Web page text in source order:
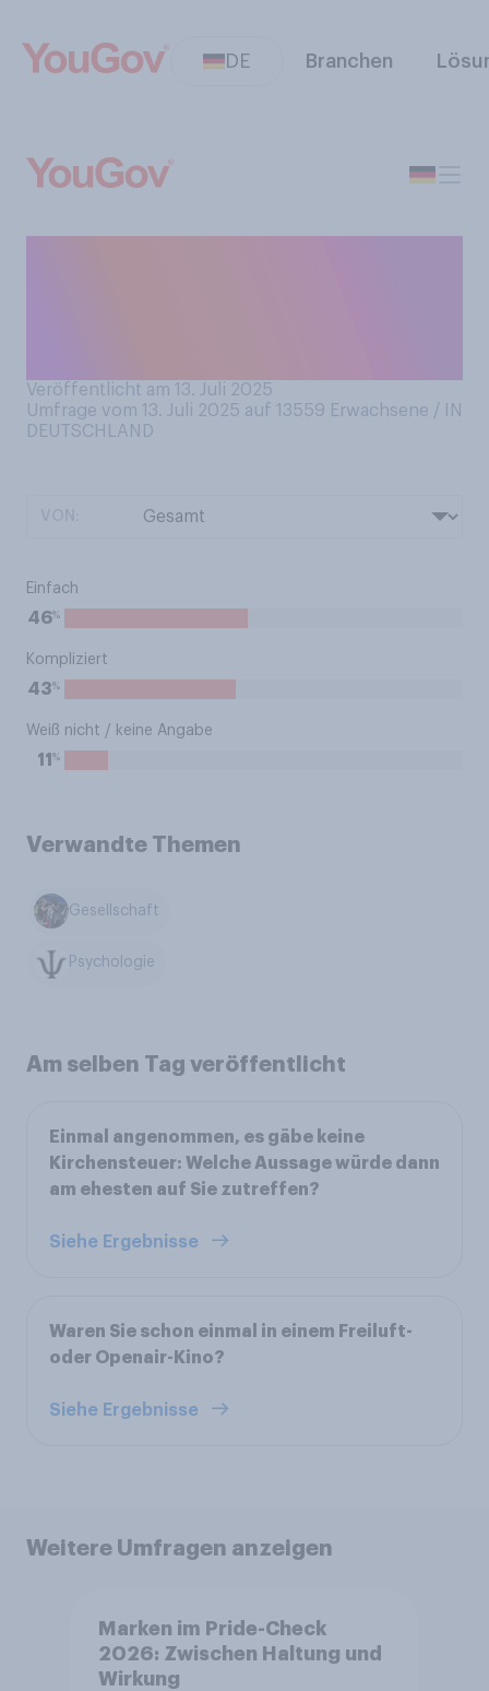
DE Branchen
Veröffentlicht am 13. Juli 2025
Umfrage vom 13. Juli 2025 auf 13559 Erwachsene / IN
DEUTSCHLAND
Einfach
46%
Kompliziert
43%
Weiß nicht / keine Angabe
11 %
Verwandte Themen
Gesellschaft
Psychologie
Am selben Tag veröffentlicht
Einmal angenommen, es gäbe keine
Kirchensteuer: Welche Aussage würde dann
am ehesten auf Sie zutreffen?
Siehe Ergebnisse
Waren Sie schon einmal in einem Freiluft-
oder Openair-Kino?
Siehe Ergebnisse
Weitere Umfragen anzeigen
Marken im Pride-Check
2026: Zwischen Haltung und
Wirkung